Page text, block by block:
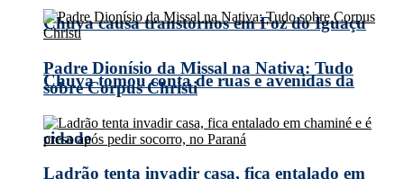
Chuva causa transtornos em Foz do Iguaçu
Chuva tomou conta de ruas e avenidas da
cidade
Padre Dionísio da Missal na Nativa: Tudo
sobre Corpus Christi
Ladrão tenta invadir casa, fica entalado em